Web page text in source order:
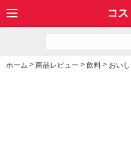
コ
ホーム > 商品レビュー > 飲料 >